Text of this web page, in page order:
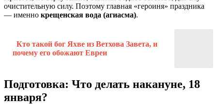
очистительную силу. Поэтому главная «героиня» праздника
— именно крещенская вода (агиасма).
Кто такой бог Яхве из Ветхова Завета, и
почему его обожают Евреи
Подготовка: Что делать накануне, 18
января?